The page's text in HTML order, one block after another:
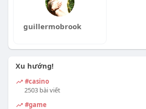
guillermobrook
Xu hướng!
#casino
2503 bài viết
#game